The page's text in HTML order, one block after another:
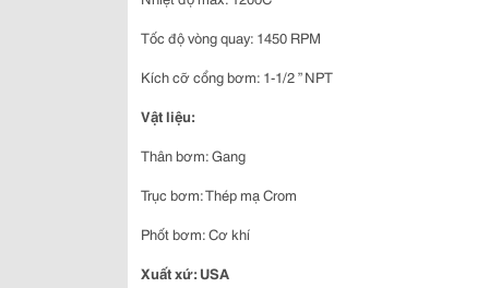
Tốc độ vòng quay: 1450 RPM
Kích cỡ cổng bơm: 1-1/2 ” NPT
Vật liệu:
Thân bơm: Gang
Trục bơm: Thép mạ Crom
Phốt bơm: Cơ khí
Xuất xứ: USA